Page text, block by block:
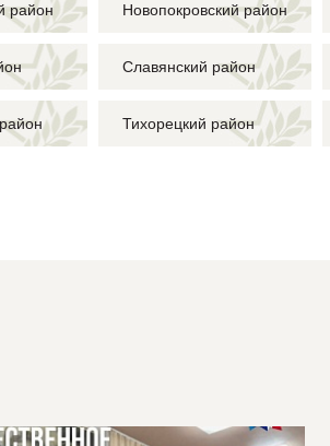
район Новопокровский район
Славянский район
Тихорецкий район